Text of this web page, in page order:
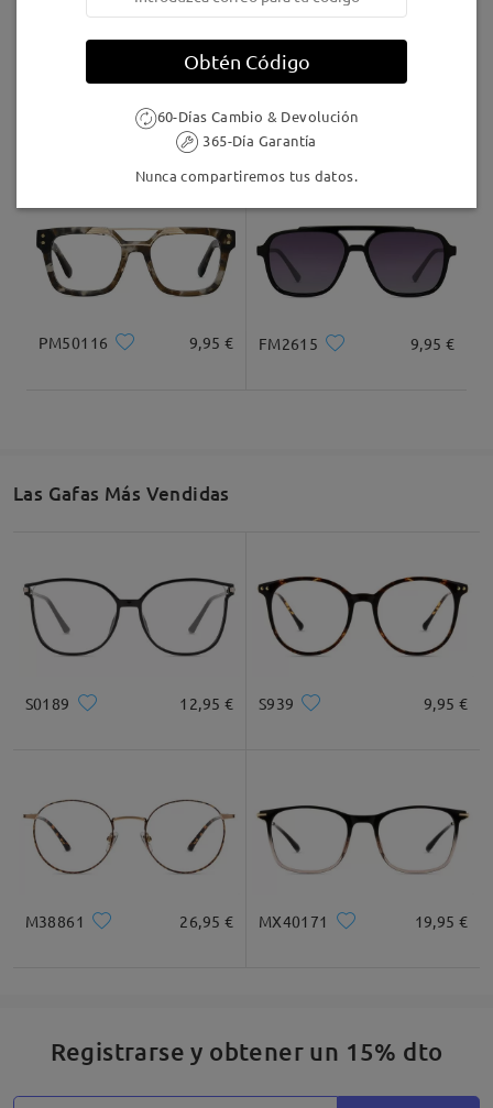
7,00 € TM27329
PM50116 9,95 € FM2615 9,95 €
Las Gafas Más Vendidas
S0189 12,95 € S939 9,95 €
M38861 26,95 € MX40171 19,95 €
Registrarse y obtener un 15% dto
Obtén Código
60-Días Cambio & Devolución
365-Día Garantía
Nunca compartiremos tus datos.